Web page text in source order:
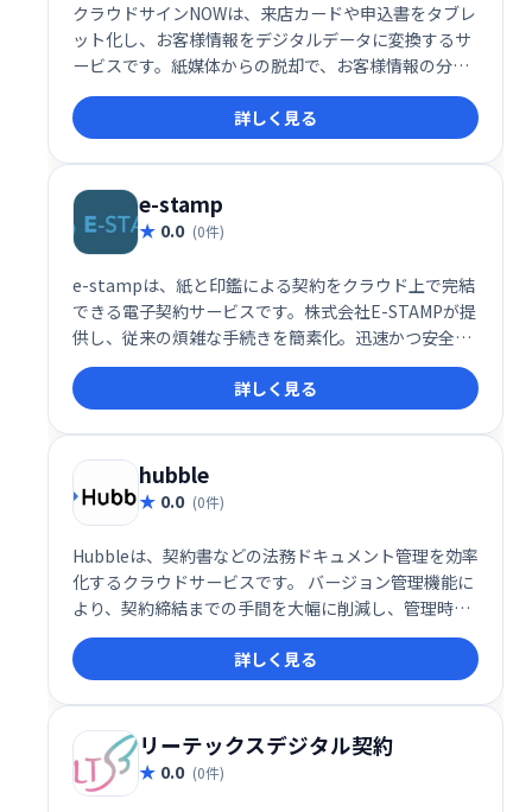
クラウドサインNOWは、来店カードや申込書をタブレ
ット化し、お客様情報をデジタルデータに変換するサ
ービスです。紙媒体からの脱却で、お客様情報の分析
が容易になり、店舗運営の効率化と改革を実現しま
す。 データに基づいた的確な戦略立案で、ビジネスを
成長に導きます。
詳しく見る
e-stamp
0.0 (0件)
e-stampは、紙と印鑑による契約をクラウド上で完結
できる電子契約サービスです。株式会社E-STAMPが提
供し、従来の煩雑な手続きを簡素化。迅速かつ安全に
契約締結を実現します。 デジタル化による業務効率化
とコスト削減に貢献します。
詳しく見る
hubble
0.0 (0件)
Hubbleは、契約書などの法務ドキュメント管理を効率
化するクラウドサービスです。 バージョン管理機能に
より、契約締結までの手間を大幅に削減し、管理時間
を短縮します。 クラウド上で契約書や規定の履歴を自
動整理することで、スムーズな業務遂行を支援しま
す。
詳しく見る
リーテックスデジタル契約
0.0 (0件)